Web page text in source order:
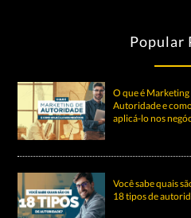
Popular
O que é Marketing
Autoridade e
aplicá-lo nos
Você sabe quais
18 tipos de